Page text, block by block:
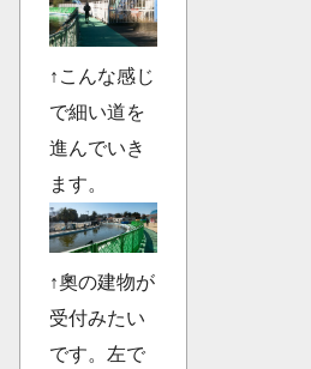
↑こんな感じ
で細い道を
進んでいき
ます。
↑奧の建物が
受付みたい
です。左で